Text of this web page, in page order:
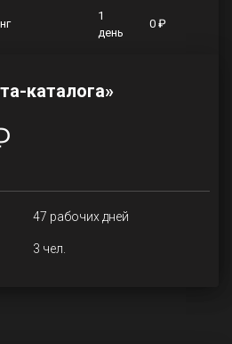
1
день
0 ₽
каталога»
47 рабочих дней
3 чел.